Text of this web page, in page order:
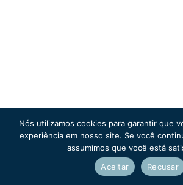
Nós utilizamos cookies para garantir que
experiência em nosso site. Se você
assumimos que você está
Aceitar
Recusar